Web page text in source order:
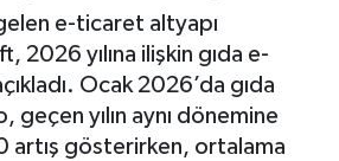
e-ticaret altyapı
2026 yılına ilişkin gıda e-
Ocak 2026’da gıda
yılın aynı dönemine
artış gösterirken, ortalama